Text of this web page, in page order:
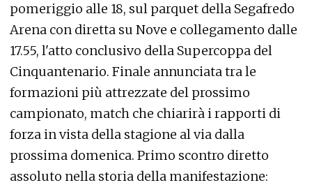
pomeriggio alle 18, sul parquet della Segafredo
Arena con diretta su Nove e collegamento dalle
17.55, l'atto conclusivo della Supercoppa del
Cinquantenario. Finale annunciata tra le
formazioni più attrezzate del prossimo
campionato, match che chiarirà i rapporti di
forza in vista della stagione al via dalla
prossima domenica. Primo scontro diretto
assoluto nella storia della manifestazione: